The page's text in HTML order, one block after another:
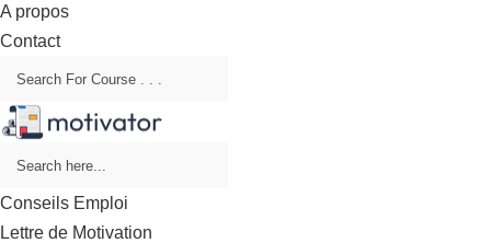
A propos
Contact
Conseils Emploi
Lettre de Motivation